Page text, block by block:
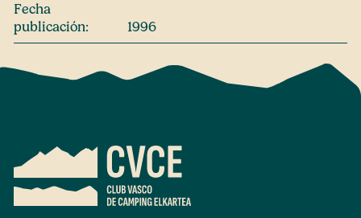
Fecha
publicación:
1996